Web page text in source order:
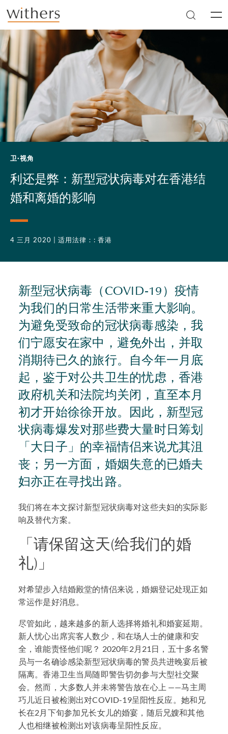
Skip to main content
卫·视角
利还是弊：新型冠状病毒对在香港结
婚和离婚的影响
4 三月 2020 | 适用法律：: 香港
新型冠状病毒（COVID-19）疫情
为我们的日常生活带来重大影响。
为避免受致命的冠状病毒感染，我
们宁愿安在家中，避免外出，并取
消期待已久的旅行。自今年一月底
起，鉴于对公共卫生的忧虑，香港
政府机关和法院均关闭，直至本月
初才开始徐徐开放。因此，新型冠
状病毒爆发对那些费大量时日筹划
「大日子」的幸福情侣来说尤其沮
丧；另一方面，婚姻失意的已婚夫
妇亦正在寻找出路。
我们将在本文探讨新型冠状病毒对这些夫妇的实际影
响及替代方案。
「请保留这天(给我们的婚
礼)」
对希望步入结婚殿堂的情侣来说，婚姻登记处现正如
常运作是好消息。
尽管如此，越来越多的新人选择将婚礼和婚宴延期。
新人忧心出席宾客人数少，和在场人士的健康和安
全，谁能责怪他们呢？ 2020年2月21日，五十多名警
员与一名确诊感染新型冠状病毒的警员共进晚宴后被
隔离。香港卫生当局随即警告切勿参与大型社交聚
会。然而，大多数人并未将警告放在心上 ——马主周
巧儿近日被检测出对COVID-19呈阳性反应。她和兄
长在2月下旬参加兄长女儿的婚宴，随后兄嫂和其他
人也相继被检测出对该病毒呈阳性反应。